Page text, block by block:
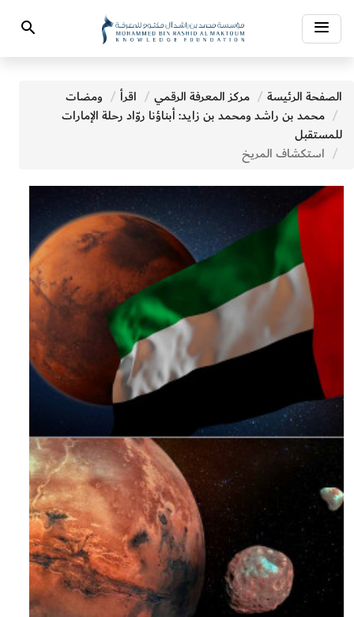
Toggle
navigation
Search
الصفحة الرئيسة مركز المعرفة الرقمي اقرأ
ومضات
محمد بن راشد ومحمد بن زايد: أبناؤنا روّاد رحلة الإمارات
للمستقبل
استكشاف المريخ